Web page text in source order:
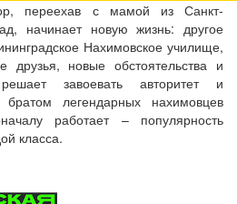
переехав с мамой из Санкт-
начинает новую жизнь: другое
Нахимовское училище,
друзья, новые обстоятельства и
завоевать авторитет и
братом легендарных нахимовцев
работает – популярность
класса.